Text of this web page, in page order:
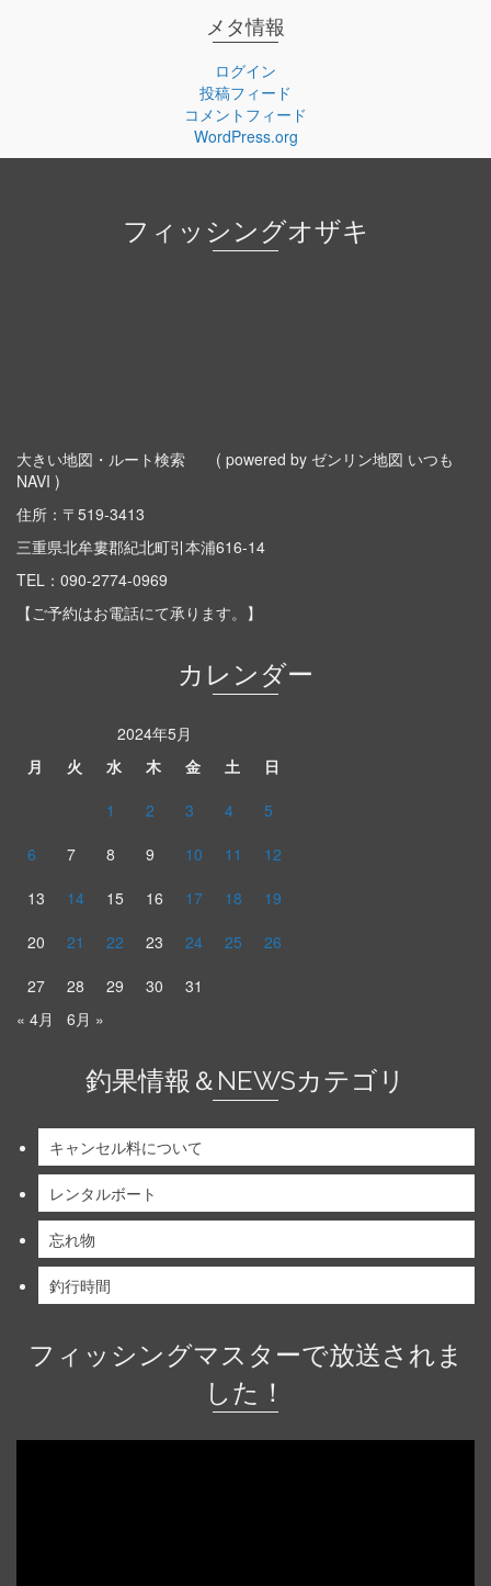
メタ情報
ログイン
投稿フィード
コメントフィード
WordPress.org
フィッシングオザキ
大きい地図・ルート検索
( powered by ゼンリン地図 いつも
NAVI )
住所：〒519-3413
三重県北牟婁郡紀北町引本浦616-14
TEL： 090-2774-0969
【ご予約はお電話にて承ります。】
カレンダー
2024年5月
月
火 水 木 金 土
日
1
2 3 4
5
6
7 8 9 10 11
12
13
14 15 16 17 18
19
20
21 22 23 24 25
26
27
28 29 30
31
« 4月
6月 »
釣果情報＆NEWSカテゴリ
キャンセル料について
レンタルボート
忘れ物
釣行時間
フィッシングマスターで放送されま
した！